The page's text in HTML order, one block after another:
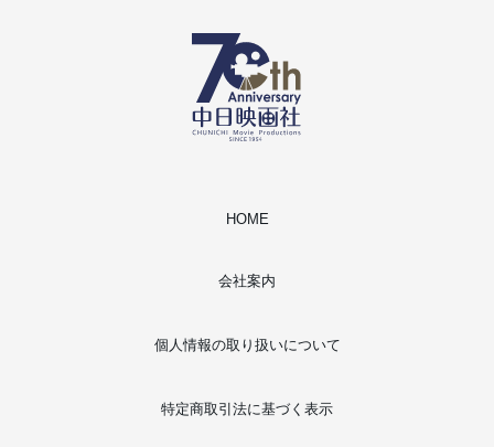
HOME
会社案内
個人情報の取り扱いについて
特定商取引法に基づく表示